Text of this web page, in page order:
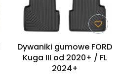
Dywaniki gumowe FORD
Kuga III od 2020+ / FL
2024+